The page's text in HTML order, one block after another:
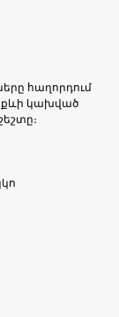
հաղորդում
կախված